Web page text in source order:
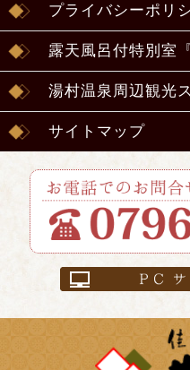
プライバシーポリ
露天風呂付特別室
湯村温泉周辺観光
サイトマップ